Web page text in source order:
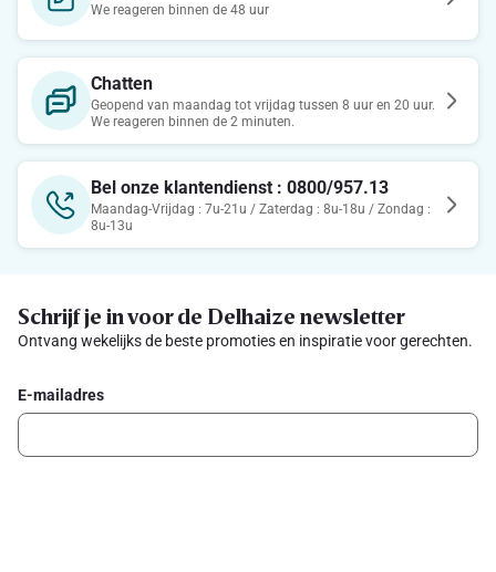
We reageren binnen de 48 uur
Chatten
Geopend van maandag tot vrijdag tussen 8 uur en 20 uur.
We reageren binnen de 2 minuten.
Bel onze klantendienst : 0800/957.13
Maandag-Vrijdag : 7u-21u / Zaterdag : 8u-18u / Zondag :
8u-13u
Schrijf je in voor de Delhaize newsletter
Ontvang wekelijks de beste promoties en inspiratie voor gerechten.
E-mailadres